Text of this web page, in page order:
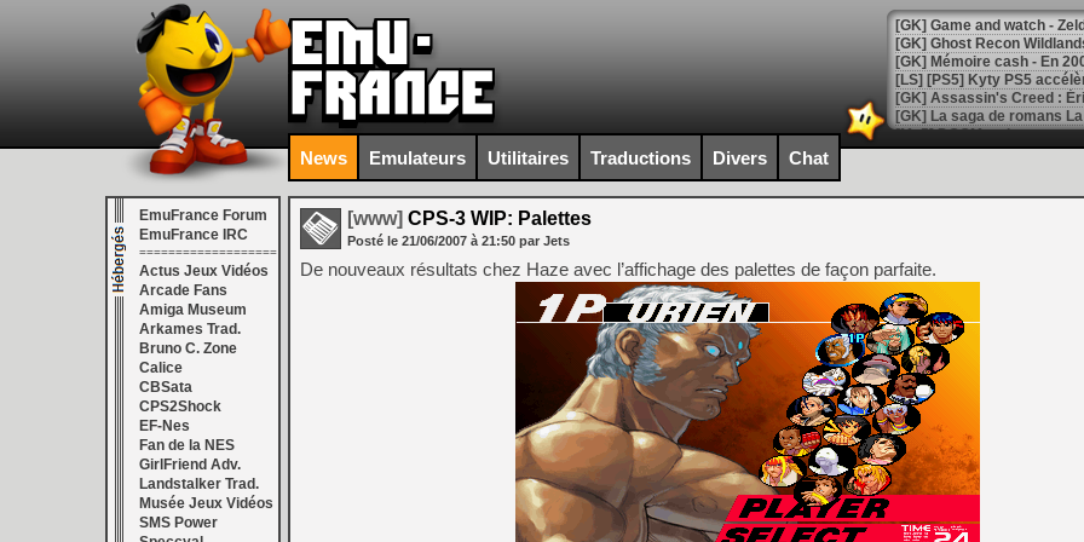
[Mo5] DOOM arrive en
[GK] Bethesda fête les 30
[GK] Roblox : l'action en
[GK] Agenda - GeForce
[GK] Devolver Digital en a
[LS] [PS5] ps5-y2jb-
[GK] Pourquoi Marvel
[GK] Test : Restory : Chill
[GK] GTA 6 : Rockstar
[GK] Hot Wheels Infinite
[GK] Mémoire cash -
[GK] Résultats Nintendo :
[GK] Déjà des
[Mo5] Brickboy cherche à
[GK] Minecraft et ses «
News Emulateurs Utilitaires Traductions Divers Chat
EmuFrance Forum
EmuFrance IRC
===================
Actus Jeux Vidéos
Arcade Fans
Amiga Museum
Arkames Trad.
Bruno C. Zone
Calice
CBSata
CPS2Shock
EF-Nes
Fan de la NES
GirlFriend Adv.
Landstalker Trad.
Musée Jeux Vidéos
SMS Power
[www] CPS-3 WIP: Palettes
Posté le 21/06/2007 à 21:50 par Jets
De nouveaux résultats chez Haze avec l’affichage des palettes de façon parfaite.